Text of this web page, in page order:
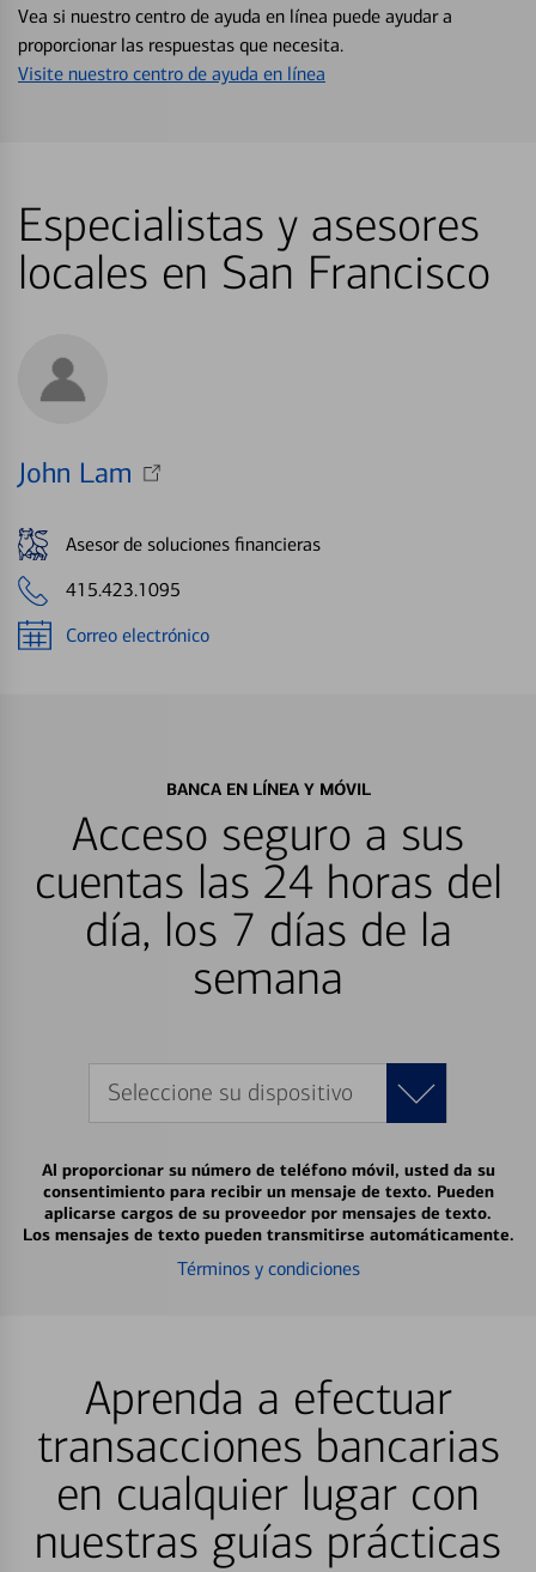
Vea si nuestro centro de ayuda en línea puede ayudar a
proporcionar las respuestas que necesita.
Visite nuestro centro de ayuda en línea
Especialistas y asesores
locales en San Francisco
John Lam
Asesor de soluciones financieras
415.423.1095
Correo electrónico
BANCA EN LÍNEA Y MÓVIL
Acceso seguro a sus
cuentas las 24 horas del
día, los 7 días de la
semana
Seleccione su dispositivo
Al proporcionar su número de teléfono móvil, usted da su
consentimiento para recibir un mensaje de texto. Pueden
aplicarse cargos de su proveedor por mensajes de texto.
Los mensajes de texto pueden transmitirse automáticamente.
Términos y condiciones
Aprenda a efectuar
transacciones bancarias
en cualquier lugar con
nuestras guías prácticas